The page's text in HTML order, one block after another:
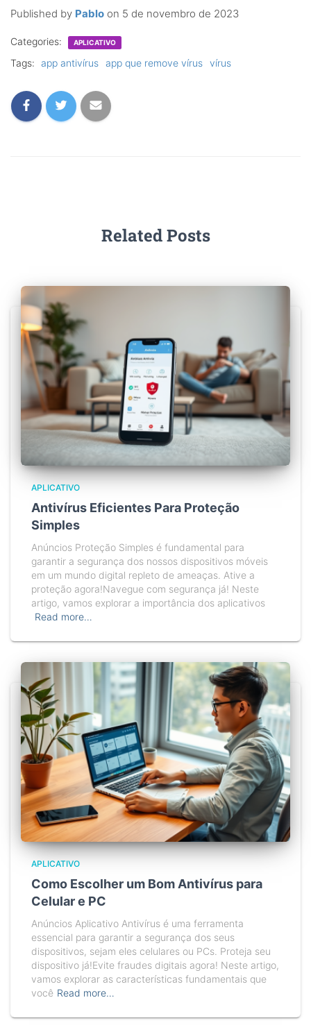
Published by Pablo on 5 de novembro de 2023
Categories: APLICATIVO
Tags: app antivírus app que remove vírus vírus
Related Posts
APLICATIVO
Antivírus Eficientes Para Proteção
Simples
Anúncios Proteção Simples é fundamental para
garantir a segurança dos nossos dispositivos móveis
em um mundo digital repleto de ameaças. Ative a
proteção agora!Navegue com segurança já! Neste
artigo, vamos explorar a importância dos aplicativos
Read more…
APLICATIVO
Como Escolher um Bom Antivírus para
Celular e PC
Anúncios Aplicativo Antivírus é uma ferramenta
essencial para garantir a segurança dos seus
dispositivos, sejam eles celulares ou PCs. Proteja seu
dispositivo já!Evite fraudes digitais agora! Neste artigo,
vamos explorar as características fundamentais que
você Read more…